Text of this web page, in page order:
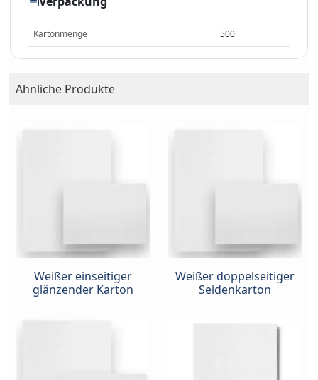
Kartonmenge 500
Ähnliche Produkte
Weißer einseitiger
glänzender Karton
Weißer doppelseitiger
Seidenkarton